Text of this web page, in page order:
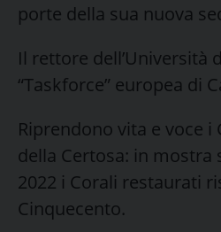
porte della sua nuova
Il rettore dell’Università
“Taskforce” europea di
Riprendono vita e voce
della Certosa: in mostra
2022 i Corali restaurati
Cinquecento.